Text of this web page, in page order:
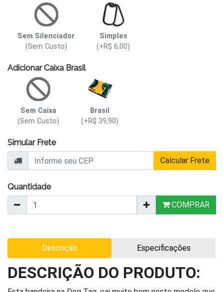
Sem Silenciador
(Sem Custo)
Simples
(+R$ 6,00)
Adicionar Caixa Brasil
Sem Caixa
(Sem Custo)
Brasil
(+R$ 39,90)
Simular Frete
Calcular Frete
Quantidade
COMPRAR
Descrição Especificações
DESCRIÇÃO DO PRODUTO: